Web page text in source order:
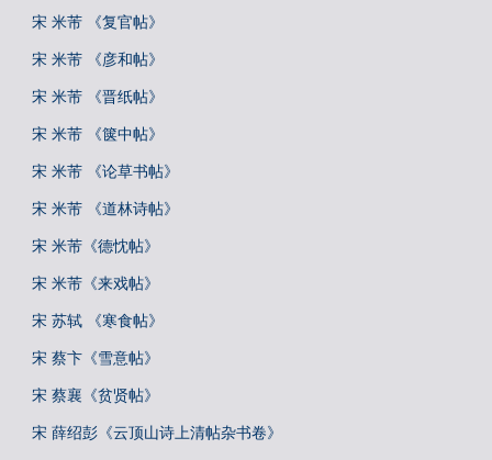
宋 米芾 《复官帖》
宋 米芾 《彦和帖》
宋 米芾 《晋纸帖》
宋 米芾 《箧中帖》
宋 米芾 《论草书帖》
宋 米芾 《道林诗帖》
宋 米芾《德忱帖》
宋 米芾《来戏帖》
宋 苏轼 《寒食帖》
宋 蔡卞《雪意帖》
宋 蔡襄《贫贤帖》
宋 薛绍彭《云顶山诗上清帖杂书卷》